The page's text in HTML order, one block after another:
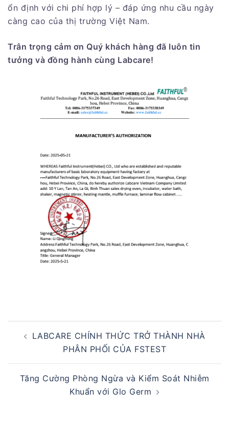
ổn định với chi phí hợp lý – đáp ứng nhu cầu ngày
càng cao của thị trường Việt Nam.
Trân trọng cảm ơn Quý khách hàng đã luôn tin
tưởng và đồng hành cùng Labcare!
navigation
LABCARE CHÍNH THỨC TRỞ THÀNH NHÀ
PHÂN PHỐI CỦA FSTEST
Tăng Cường Phòng Ngừa và Kiểm Soát Nhiễm
Khuẩn với Glo Germ